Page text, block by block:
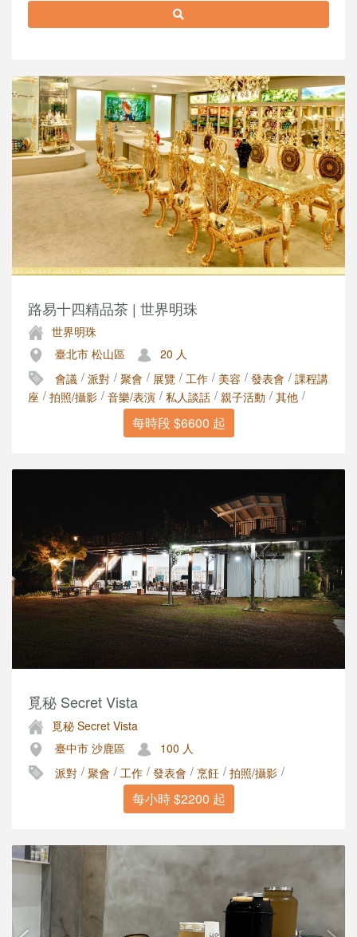
路易十四精品茶 | 世界明珠
世界明珠
臺北市 松山區
20 人
會議 / 派對 / 聚會 / 展覽 / 工作 / 美容 / 發表會 / 課程講
座 / 拍照/攝影 / 音樂/表演 / 私人談話 / 親子活動 / 其他 /
每時段 $6600 起
覓秘 Secret Vista
覓秘 Secret Vista
臺中市 沙鹿區
100 人
派對 / 聚會 / 工作 / 發表會 / 烹飪 / 拍照/攝影 /
每小時 $2200 起